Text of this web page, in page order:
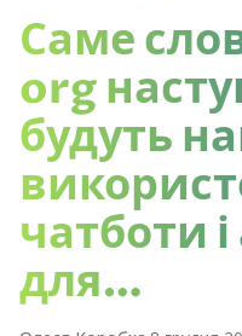
Саме
org
будуть
чатботи
для…